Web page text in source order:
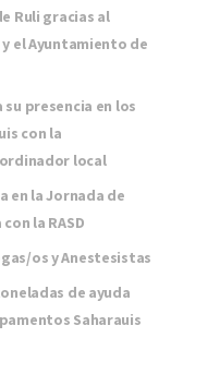
Ruli gracias al
el Ayuntamiento de
presencia en los
con la
local
en la Jornada de
la RASD
os y Anestesistas
de ayuda
Saharauis